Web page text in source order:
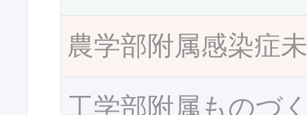
農学部附属感染症
工学部附属ものづ